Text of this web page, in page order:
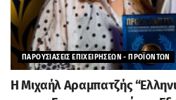
ΠΑΡΟΥΣΙΑΣΕΙΣ ΕΠΙΧΕΙΡΗΣΕΩΝ - ΠΡΟΪΟΝΤΩΝ
H Μιχαήλ Αραμπατζής